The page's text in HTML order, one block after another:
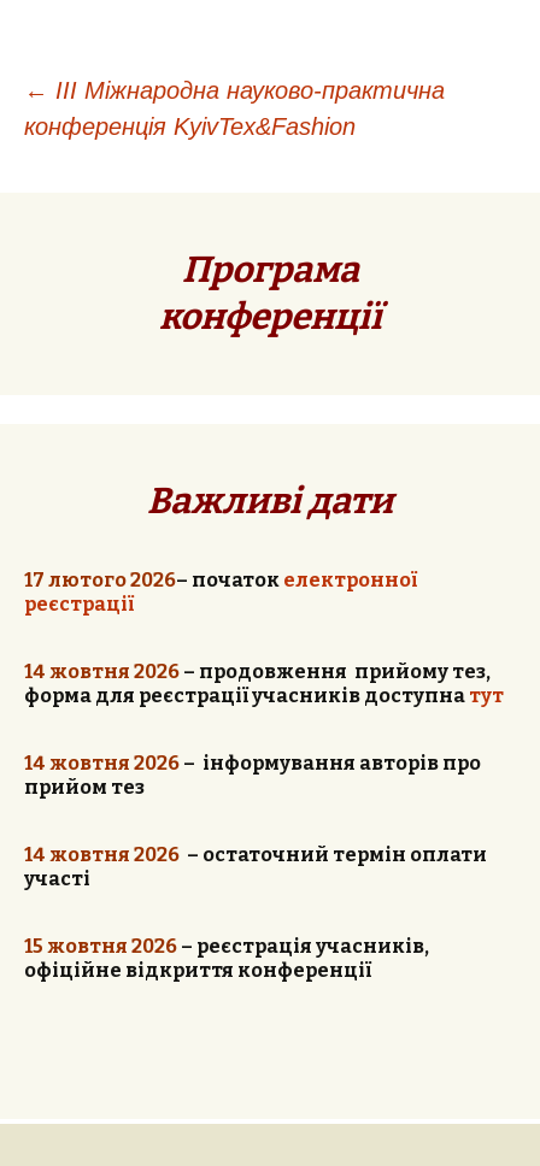
Навигация
записям
← ІІІ Міжнародна науково-практична
конференція KyivTex&Fashion
Програма
конференції
Важливі дати
17 лютого 2026– початок електронної
реєстрації
14 жовтня 2026 – продовження прийому тез,
форма для реєстрації учасників доступна тут
14 жовтня 2026 – інформування авторів про
прийом тез
14 жовтня 2026 – остаточний термін оплати
участі
15 жовтня 2026 – реєстрація учасників,
офіційне відкриття конференції